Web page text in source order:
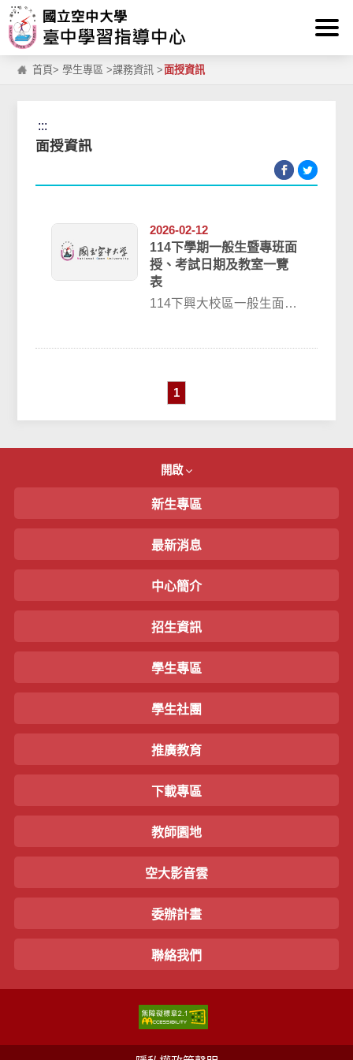
跳到主要內容區塊
:::
首頁>學生專區 >課務資訊 > 面授資訊
:::
面授資訊
2026-02-12
114下學期一般生暨專班面
授、考試日期及教室一覽
表
114下興大校區一般生面授
1
開啟
新生專區
最新消息
中心簡介
招生資訊
學生專區
學生社團
推廣教育
下載專區
教師園地
空大影音雲
委辦計畫
聯絡我們